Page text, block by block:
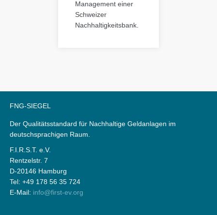
Management einer
Schweizer
Nachhaltigkeitsbank.
FNG-SIEGEL
Der Qualitätsstandard für Nachhaltige Geldanlagen im
deutschsprachigen Raum.
F.I.R.S.T. e.V.
Rentzelstr. 7
D-20146 Hamburg
Tel: +49 178 56 35 724
E-Mail: info@first-ev.org